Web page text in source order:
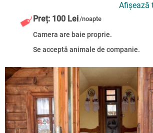
Afișează
Preț: 100 Lei/noapte
Camera are baie proprie.
Se acceptă animale de companie.